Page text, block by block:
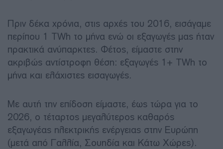
Πριν δέκα χρόνια, στις αρχές του 2016, εισάγαμε
περίπου 1 TWh το μήνα ενώ οι εξαγωγές μας ήταν
πρακτικά ανύπαρκτες. Φέτος, είμαστε στην
ακριβώς αντίστροφη θέση: εξαγωγές 1+ TWh το
μήνα και ελάχιστες εισαγωγές.
Με αυτή την επίδοση είμαστε, έως τώρα για το
2026, ο τέταρτος μεγαλύτερος καθαρός
εξαγωγέας ηλεκτρικής ενέργειας στην Ευρώπη
(μετά από Γαλλία, Σουηδία και Κάτω Χώρες).